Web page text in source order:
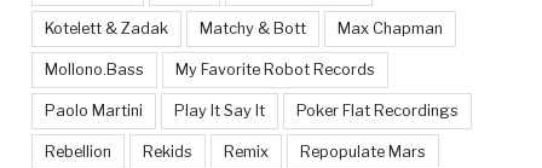
Kotelett & Zadak Matchy & Bott Max Chapman
Mollono.Bass My Favorite Robot Records
Paolo Martini Play It Say It Poker Flat Recordings
Rebellion Rekids Remix Repopulate Mars